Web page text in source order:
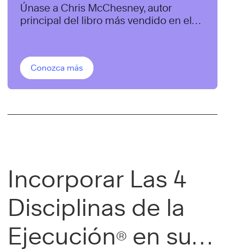
Únase a Chris McChesney, autor
principal del libro más vendido en el
Conozca más
Incorporar Las 4
Disciplinas de la
Ejecución® en su